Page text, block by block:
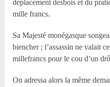
déplacement desbois et du
mille francs.
Sa Majesté monégasque
biencher ; l’assassin ne valait
millefrancs pour le cou d’un
On adressa alors la même